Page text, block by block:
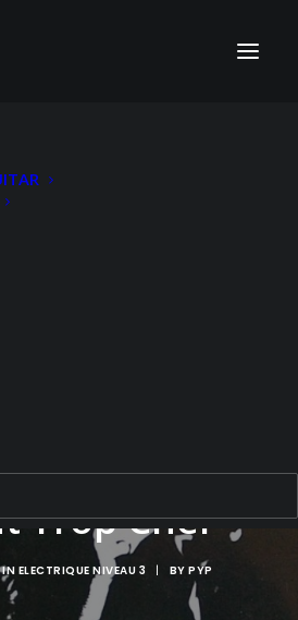
Trop Cher
IN ELECTRIQUE NIVEAU 3 | BY PYP